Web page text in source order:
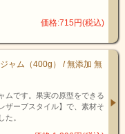
価格:715円(税込)
ャム（400g） / 無添加 無
ムです。果実の原型をできる
ザーブスタイル】で、素材そ
た。